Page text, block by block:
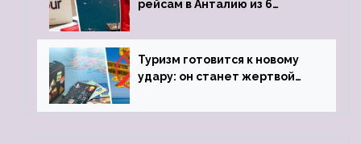
рейсам в Анталию из 6
Туризм готовится к новому
удару: он станет жертвой